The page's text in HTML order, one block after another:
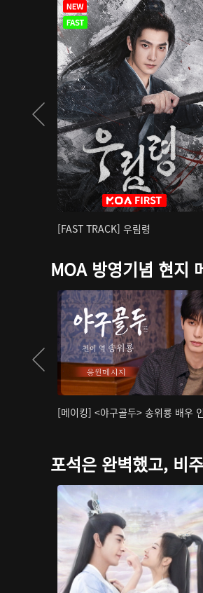
[FAST TRACK] 우림령
MOA 방영기념 현지
[메이킹] <야구골두> 송위룡 배우
포석은 완벽했고, 비